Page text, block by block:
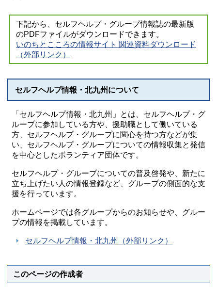
下記から、セルフヘルプ・グループ情報誌の最新版
のPDFファイルがダウンロードできます。
いのちとこころの情報サイト 関連資料ダウンロード
（外部リンク）
セルフヘルプ情報・北九州について
「セルフヘルプ情報・北九州」とは、セルフヘルプ・グ
ループに参加している方や、援助職として働いている
方、セルフヘルプ・グループに関心を持つ方などが集
い、セルフヘルプ・グループについての情報収集と発信
を中心としたボランティア団体です。
セルフヘルプ・グループについての普及啓発や、新たに
立ち上げたい人の情報登録など、グループの側面的な支
援を行っています。
ホームページでは各グループからのお知らせや、グルー
プの情報を掲載しています。
セルフヘルプ情報・北九州（外部リンク）
このページの作成者